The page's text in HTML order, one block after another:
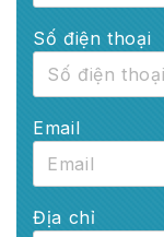
Số điện thoại
Email
Địa chỉ